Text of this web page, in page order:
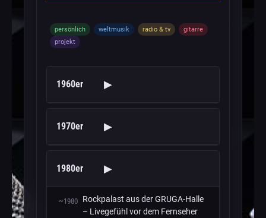
persönlich weltmusik radio & tv
gitarre
projekt
1960er ▶
1970er ▶
1980er ▶
~1980 Rockpalast aus der GRUGA-Halle
– Livegefühl vor dem Fernseher